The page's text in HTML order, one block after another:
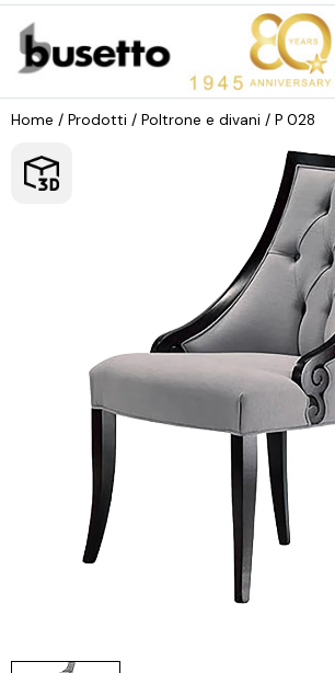
Home / Prodotti / Poltrone e divani / P 028